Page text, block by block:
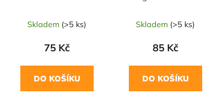
Skladem (>5 ks)
75 Kč
DO KOŠÍKU
Skladem (>5 ks)
85 Kč
DO KOŠÍKU